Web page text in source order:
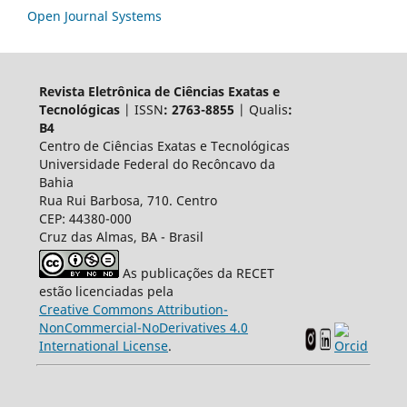
Open Journal Systems
Revista Eletrônica de Ciências Exatas e
Tecnológicas| ISSN: 2763-8855 | Qualis:
B4
Centro de Ciências Exatas e Tecnológicas
Universidade Federal do Recôncavo da
Bahia
Rua Rui Barbosa, 710. Centro
CEP: 44380-000
Cruz das Almas, BA - Brasil
As publicações da RECET
estão licenciadas pela
Creative Commons Attribution-
NonCommercial-NoDerivatives 4.0
International License.